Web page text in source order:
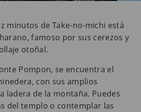
minutos de Take-no-michi está
famoso por sus cerezos y
otoñal.
Pompon, se encuentra el
con sus amplios
ladera de la montaña. Puedes
del templo o contemplar las